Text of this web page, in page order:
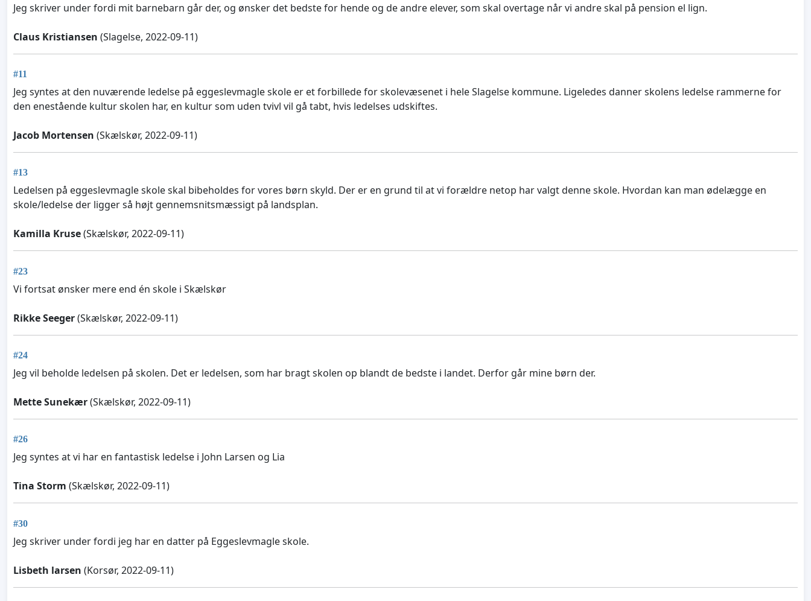
Jeg skriver under fordi mit barnebarn går der, og ønsker det bedste for hende og de andre elever, som skal overtage når vi andre skal på pension el lign.
Claus Kristiansen (Slagelse, 2022-09-11)
#11
Jeg syntes at den nuværende ledelse på eggeslevmagle skole er et forbillede for skolevæsenet i hele Slagelse kommune. Ligeledes danner skolens ledelse rammerne for
den enestående kultur skolen har, en kultur som uden tvivl vil gå tabt, hvis ledelses udskiftes.
Jacob Mortensen (Skælskør, 2022-09-11)
#13
Ledelsen på eggeslevmagle skole skal bibeholdes for vores børn skyld. Der er en grund til at vi forældre netop har valgt denne skole. Hvordan kan man ødelægge en
skole/ledelse der ligger så højt gennemsnitsmæssigt på landsplan.
Kamilla Kruse(Skælskør, 2022-09-11)
#23
Vi fortsat ønsker mere end én skole i Skælskør
Rikke Seeger(Skælskør, 2022-09-11)
#24
Jeg vil beholde ledelsen på skolen. Det er ledelsen, som har bragt skolen op blandt de bedste i landet. Derfor går mine børn der.
Mette Sunekær(Skælskør, 2022-09-11)
#26
Jeg syntes at vi har en fantastisk ledelse i John Larsen og Lia
Tina Storm (Skælskør, 2022-09-11)
#30
Jeg skriver under fordi jeg har en datter på Eggeslevmagle skole.
Lisbeth larsen (Korsør, 2022-09-11)